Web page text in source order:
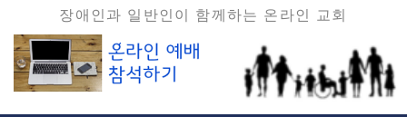
장애인과 일반인이 함께하는 온라인 교회